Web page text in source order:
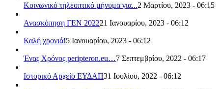
Κοινωνικό τηλεοπτικό μήνυμα για...2 Μαρτίου, 2023 - 06:15
Ανασκόπηση ΓΕΝ 202221 Ιανουαρίου, 2023 - 06:12
Καλή χρονιά!5 Ιανουαρίου, 2023 - 06:12
Ένας Χρόνος peripteron.eu…7 Σεπτεμβρίου, 2022 - 06:17
Ιστορικό Αρχείο ΕΥΔΑΠ31 Ιουλίου, 2022 - 06:12